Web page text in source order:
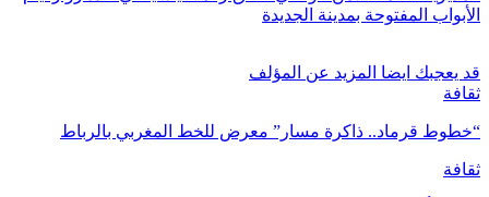
الأبواب المفتوحة بمدينة الجديدة
قد يعجبك ايضا المزيد عن المؤلف
ثقافة
“خطوط قرماد.. ذاكرة مسار” معرض للخط المغربي بالرباط
ثقافة